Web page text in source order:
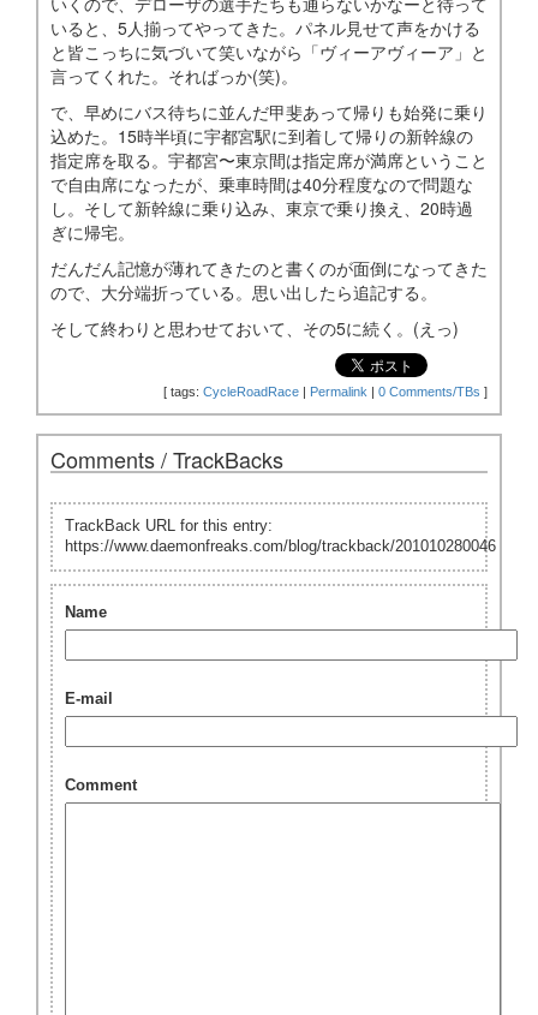
いると、5人揃ってやってきた。パネル見せて声をかける
と皆こっちに気づいて笑いながら「ヴィーアヴィーア」と
言ってくれた。そればっか(笑)。
で、早めにバス待ちに並んだ甲斐あって帰りも始発に乗り
込めた。15時半頃に宇都宮駅に到着して帰りの新幹線の
指定席を取る。宇都宮〜東京間は指定席が満席ということ
で自由席になったが、乗車時間は40分程度なので問題な
し。そして新幹線に乗り込み、東京で乗り換え、20時過
ぎに帰宅。
だんだん記憶が薄れてきたのと書くのが面倒になってきた
ので、大分端折っている。思い出したら追記する。
そして終わりと思わせておいて、その5に続く。(えっ)
[ tags: CycleRoadRace | Permalink | 0 Comments/TBs ]
Comments / TrackBacks
TrackBack URL for this entry:
https://www.daemonfreaks.com/blog/trackback/201010280046
Name
E-mail
Comment